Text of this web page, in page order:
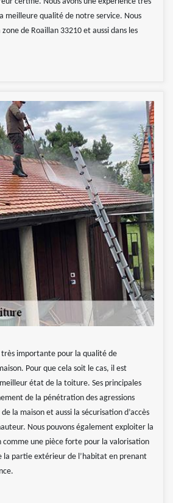
meilleure qualité de notre service. Nous
de Roaillan 33210 et aussi dans les
importante pour la qualité de
Pour que cela soit le cas, il est
état de la toiture. Ses principales
de la pénétration des agressions
la maison et aussi la sécurisation d’accès
Nous pouvons également exploiter la
comme une pièce forte pour la valorisation
la partie extérieur de l’habitat en prenant